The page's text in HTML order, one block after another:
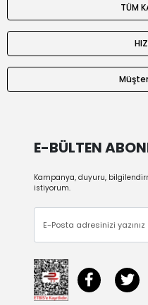
TÜM
E-BÜLTEN
Kampanya, duyuru,
istiyorum.